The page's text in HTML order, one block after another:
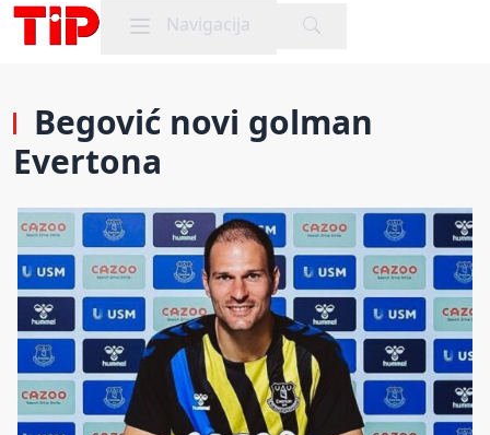
Mobile menu
Navigacija
Begović novi golman
Evertona